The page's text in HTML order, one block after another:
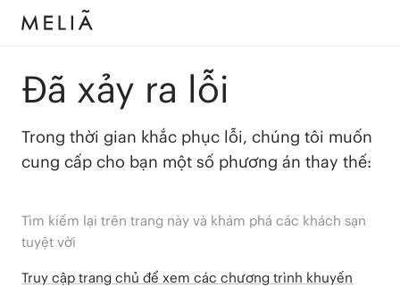
Đã xảy ra lỗi
Trong thời gian khắc phục lỗi, chúng tôi muốn
cung cấp cho bạn một số phương án thay thế:
Tìm kiếm lại trên trang này và khám phá các khách sạn
tuyệt vời
Truy cập trang chủ để xem các chương trình khuyến